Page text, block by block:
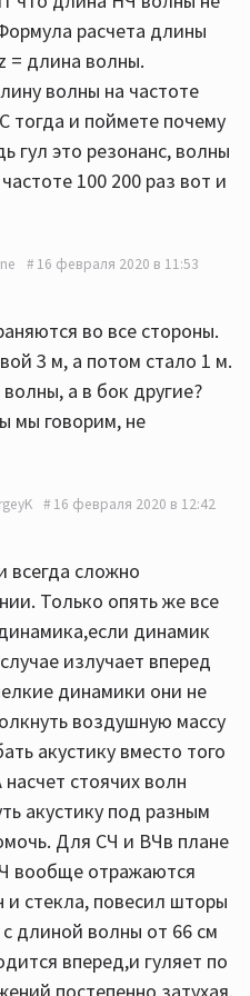
расчета длины
= длина волны.
волны на частоте
тогда и поймете почему
гул это резонанс, волны
100 200 раз вот и
16 февраля 2020 в 11:53
во все стороны.
3 м, а потом стало 1 м.
а в бок другие?
мы говорим, не
16 февраля 2020 в 12:42
всегда сложно
Только опять же все
динамик
излучает вперед
динамики они не
воздушную массу
акустику вместо того
стоячих волн
акустику под разным
Для СЧ и ВЧв плане
вообще отражаются
и стекла, повесил шторы
длиной волны от 66 см
вперед,и гуляет по